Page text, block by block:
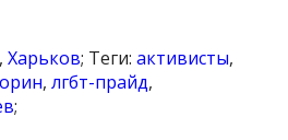
,Харьков; Теги:активисты,
,лгбт-прайд,
;